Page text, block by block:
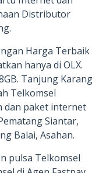
Distributor
Harga Terbaik
hanya di OLX.
Tanjung Karang
Telkomsel
dan paket internet
Siantar,
Balai, Asahan.
pulsa Telkomsel